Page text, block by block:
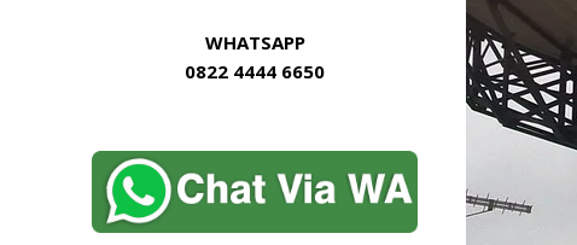
WHATSAPP
0822 4444 6650